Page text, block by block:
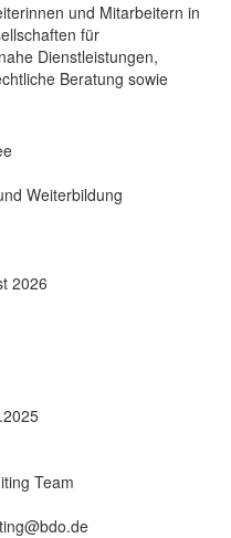
und Mitarbeitern in
für
Dienstleistungen,
Beratung sowie
Weiterbildung
2026
Team